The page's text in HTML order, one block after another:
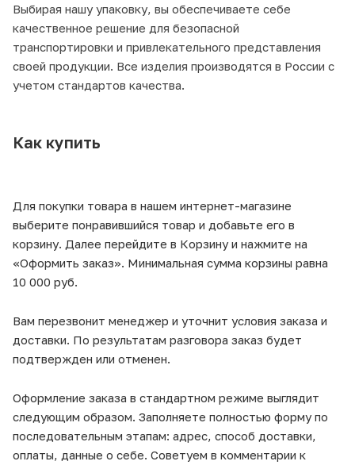
Выбирая нашу упаковку, вы обеспечиваете себе
качественное решение для безопасной
транспортировки и привлекательного представления
своей продукции. Все изделия производятся в России с
учетом стандартов качества.
Как купить
Для покупки товара в нашем интернет-магазине
выберите понравившийся товар и добавьте его в
корзину. Далее перейдите в Корзину и нажмите на
«Оформить заказ». Минимальная сумма корзины равна
10 000 руб.
Вам перезвонит менеджер и уточнит условия заказа и
доставки. По результатам разговора заказ будет
подтвержден или отменен.
Оформление заказа в стандартном режиме выглядит
следующим образом. Заполняете полностью форму по
последовательным этапам: адрес, способ доставки,
оплаты, данные о себе. Советуем в комментарии к